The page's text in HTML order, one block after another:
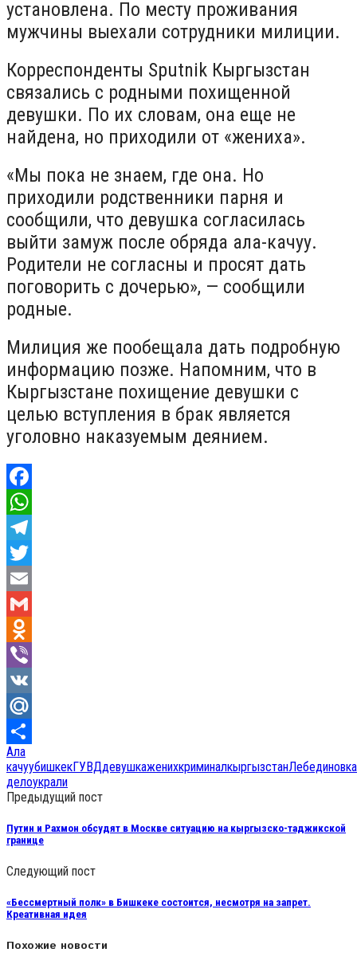
установлена. По месту проживания
мужчины выехали сотрудники милиции.
Корреспонденты Sputnik Кыргызстан
связались с родными похищенной
девушки. По их словам, она еще не
найдена, но приходили от «жениха».
«Мы пока не знаем, где она. Но
приходили родственники парня и
сообщили, что девушка согласилась
выйти замуж после обряда ала-качуу.
Родители не согласны и просят дать
поговорить с дочерью», — сообщили
родные.
Милиция же пообещала дать подробную
информацию позже. Напомним, что в
Кыргызстане похищение девушки с
целью вступления в брак является
уголовно наказуемым деянием.
Facebook
WhatsApp
Telegram
Twitter
Email
Gmail
Odnoklassniki
Viber
VK
Mail.Ru
Отправить
Ала
качуубишкекГУВДдевушкаженихкриминалкыргызстанЛебединовка
делоукрали
Предыдущий пост
Путин и Рахмон обсудят в Москве ситуацию на кыргызско-таджикской
границе
Следующий пост
«Бессмертный полк» в Бишкеке состоится, несмотря на запрет.
Креативная идея
Похожие новости